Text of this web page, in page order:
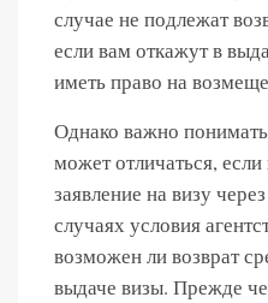
случае не подлежат
если вам откажут в
иметь право на
Однако важно
может отличаться,
заявление на визу
случаях условия
возможен ли возврат
выдаче визы. Прежде